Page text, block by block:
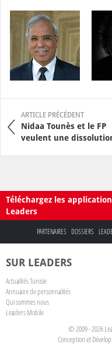
ARTICLE PRÉCÉDENT
Nidaa Tounès et le FP
veulent une
Téléchargez les
Leaders
PARTENAIRES DOSSIERS
SUR LEADERS
Actualités Tunisie
Annuaire de personnalités
Qui sommes nous
Leaders Mobile
© 2009 - 2026
Conception et